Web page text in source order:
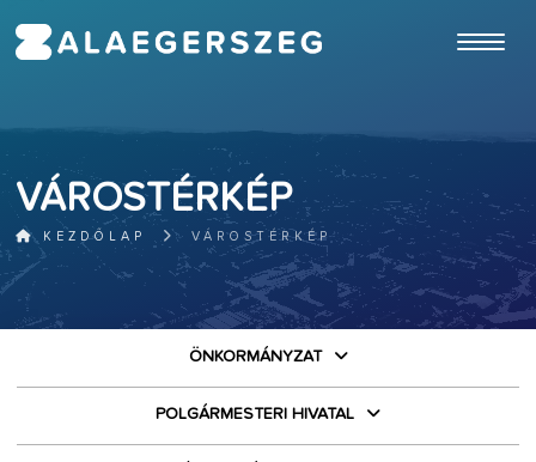
VÁROSTÉRKÉP
KEZDŐLAP VÁROSTÉRKÉP
ÖNKORMÁNYZAT
POLGÁRMESTERI HIVATAL